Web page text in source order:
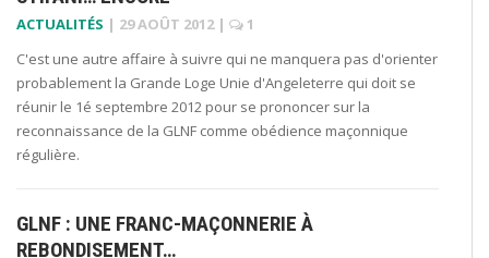
ACTUALITÉS | 29 AOÛT 2012 |
1
C'est une autre affaire à suivre qui ne manquera pas d'orienter
probablement la Grande Loge Unie d'Angeleterre qui doit se
réunir le 1é septembre 2012 pour se prononcer sur la
reconnaissance de la GLNF comme obédience maçonnique
régulière.
GLNF : UNE FRANC-MAÇONNERIE À
REBONDISEMENT…